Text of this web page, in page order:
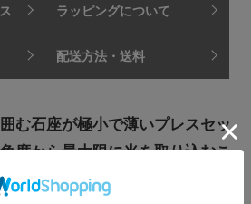
ラッピングについて
配送方法・送料
む石座が極小で薄いプレスセッ
度から最大限に光を取り込むこ
モンドが輝く。プレスセッティ